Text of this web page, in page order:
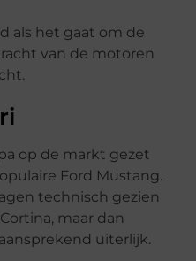
als het gaat om de
van de motoren
op de markt gezet
Ford Mustang.
technisch gezien
maar dan
uiterlijk.